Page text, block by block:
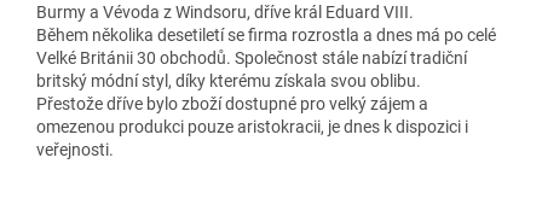
Burmy a Vévoda z Windsoru, dříve král Eduard VIII.
Během několika desetiletí se firma rozrostla a dnes má po celé
Velké Británii 30 obchodů. Společnost stále nabízí tradiční
britský módní styl, díky kterému získala svou oblibu.
Přestože dříve bylo zboží dostupné pro velký zájem a
omezenou produkci pouze aristokracii, je dnes k dispozici i
veřejnosti.